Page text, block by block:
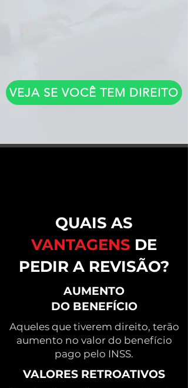
VEJA SE VOCÊ TEM DIREITO
QUAIS AS
VANTAGENS DE
PEDIR A REVISÃO?
AUMENTO
DO BENEFÍCIO
Aqueles que tiverem direito, terão
aumento no valor do benefício
pago pelo INSS.
VALORES RETROATIVOS